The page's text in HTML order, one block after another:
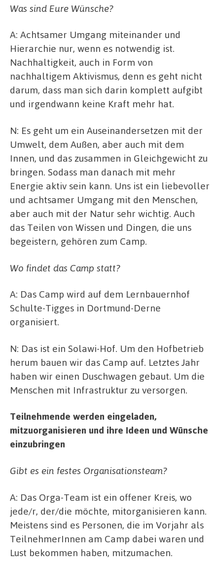
Was sind Eure Wünsche?
A: Achtsamer Umgang miteinander und
Hierarchie nur, wenn es notwendig ist.
Nachhaltigkeit, auch in Form von
nachhaltigem Aktivismus, denn es geht nicht
darum, dass man sich darin komplett aufgibt
und irgendwann keine Kraft mehr hat.
N: Es geht um ein Auseinandersetzen mit der
Umwelt, dem Außen, aber auch mit dem
Innen, und das zusammen in Gleichgewicht zu
bringen. Sodass man danach mit mehr
Energie aktiv sein kann. Uns ist ein liebevoller
und achtsamer Umgang mit den Menschen,
aber auch mit der Natur sehr wichtig. Auch
das Teilen von Wissen und Dingen, die uns
begeistern, gehören zum Camp.
Wo findet das Camp statt?
A: Das Camp wird auf dem Lernbauernhof
Schulte-Tigges in Dortmund-Derne
organisiert.
N: Das ist ein Solawi-Hof. Um den Hofbetrieb
herum bauen wir das Camp auf. Letztes Jahr
haben wir einen Duschwagen gebaut. Um die
Menschen mit Infrastruktur zu versorgen.
Teilnehmende werden eingeladen,
mitzuorganisieren und ihre Ideen und Wünsche
einzubringen
Gibt es ein festes Organisationsteam?
A: Das Orga-Team ist ein offener Kreis, wo
jede/r, der/die möchte, mitorganisieren kann.
Meistens sind es Personen, die im Vorjahr als
TeilnehmerInnen am Camp dabei waren und
Lust bekommen haben, mitzumachen.